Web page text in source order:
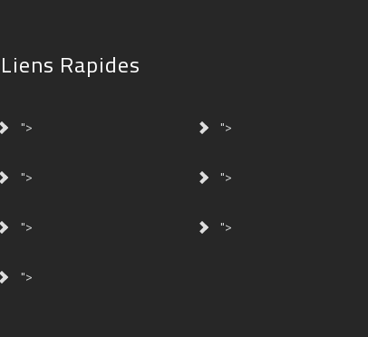
Liens Rapides
"> ">
"> ">
"> ">
">